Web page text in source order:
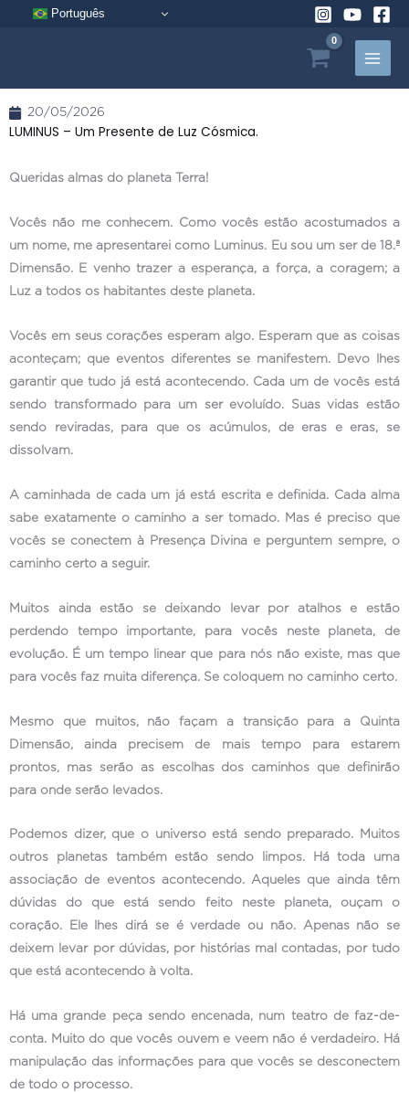
Português
20/05/2026
LUMINUS – Um Presente de Luz Cósmica.
Queridas almas do planeta Terra!
Vocês não me conhecem. Como vocês estão acostumados a
um nome, me apresentarei como Luminus. Eu sou um ser de 18.ª
Dimensão. E venho trazer a esperança, a força, a coragem; a
Luz a todos os habitantes deste planeta.
Vocês em seus corações esperam algo. Esperam que as coisas
aconteçam; que eventos diferentes se manifestem. Devo lhes
garantir que tudo já está acontecendo. Cada um de vocês está
sendo transformado para um ser evoluído. Suas vidas estão
sendo reviradas, para que os acúmulos, de eras e eras, se
dissolvam.
A caminhada de cada um já está escrita e definida. Cada alma
sabe exatamente o caminho a ser tomado. Mas é preciso que
vocês se conectem à Presença Divina e perguntem sempre, o
caminho certo a seguir.
Muitos ainda estão se deixando levar por atalhos e estão
perdendo tempo importante, para vocês neste planeta, de
evolução. É um tempo linear que para nós não existe, mas que
para vocês faz muita diferença. Se coloquem no caminho certo.
Mesmo que muitos, não façam a transição para a Quinta
Dimensão, ainda precisem de mais tempo para estarem
prontos, mas serão as escolhas dos caminhos que definirão
para onde serão levados.
Podemos dizer, que o universo está sendo preparado. Muitos
outros planetas também estão sendo limpos. Há toda uma
associação de eventos acontecendo. Aqueles que ainda têm
dúvidas do que está sendo feito neste planeta, ouçam o
coração. Ele lhes dirá se é verdade ou não. Apenas não se
deixem levar por dúvidas, por histórias mal contadas, por tudo
que está acontecendo à volta.
Há uma grande peça sendo encenada, num teatro de faz-de-
conta. Muito do que vocês ouvem e veem não é verdadeiro. Há
manipulação das informações para que vocês se desconectem
de todo o processo.